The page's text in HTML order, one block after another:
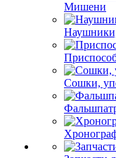
Мишени
Сошки,